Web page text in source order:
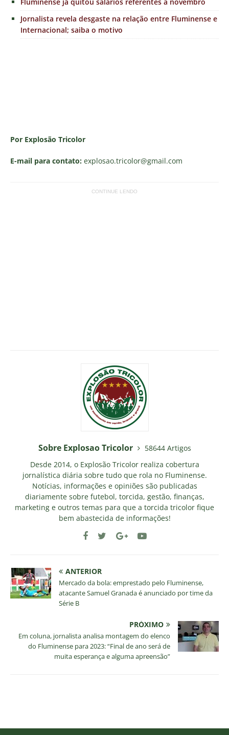
Jornalista revela desgaste na relação entre Fluminense e
Internacional; saiba o motivo
Por Explosão Tricolor
E-mail para contato: explosao.tricolor@gmail.com
CONTINUE LENDO
Sobre Explosao Tricolor
58644 Artigos
Desde 2014, o Explosão Tricolor realiza cobertura
jornalística diária sobre tudo que rola no Fluminense.
Notícias, informações e opiniões são publicadas
diariamente sobre futebol, torcida, gestão, finanças,
marketing e outros temas para que a torcida tricolor fique
bem abastecida de informações!
ANTERIOR
Mercado da bola: emprestado pelo Fluminense,
atacante Samuel Granada é anunciado por time da
Série B
PRÓXIMO
Em coluna, jornalista analisa montagem do elenco
do Fluminense para 2023: “Final de ano será de
muita esperança e alguma apreensão”